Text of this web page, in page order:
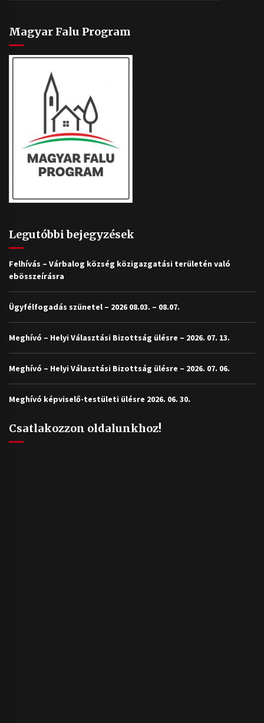
Magyar Falu Program
Legutóbbi bejegyzések
Felhívás – Várbalog község közigazgatási területén való
ebösszeírásra
Ügyfélfogadás szünetel – 2026 08.03. – 08.07.
Meghívó – Helyi Választási Bizottság ülésre – 2026. 07. 13.
Meghívó – Helyi Választási Bizottság ülésre – 2026. 07. 06.
Meghívó képviselő-testületi ülésre 2026. 06. 30.
Csatlakozzon oldalunkhoz!